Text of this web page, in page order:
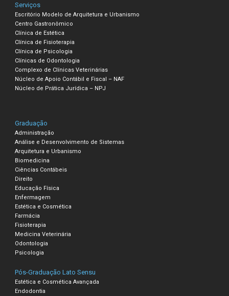
Serviços
Escritório Modelo de Arquitetura e Urbanismo
Centro Gastronômico
Clínica de Estética
Clínica de Fisioterapia
Clínica de Psicologia
Clínicas de Odontologia
Complexo de Clínicas Veterinárias
Núcleo de Apoio Contábil e Fiscal – NAF
Núcleo de Prática Jurídica – NPJ
Graduação
Administração
Análise e Desenvolvimento de Sistemas
Arquitetura e Urbanismo
Biomedicina
Ciências Contábeis
Direito
Educação Física
Enfermagem
Estética e Cosmética
Farmácia
Fisioterapia
Medicina Veterinária
Odontologia
Psicologia
Pós-Graduação Lato Sensu
Estética e Cosmética Avançada
Endodontia